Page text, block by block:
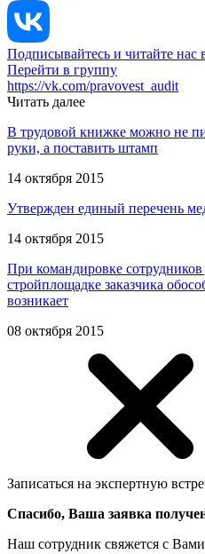
Подписывайтесь и читайте нас
Перейти в группу
https://vk.com/pravovest_audit
Читать далее
В трудовой книжке можно не
руки, а поставить штамп
14 октября 2015
Утвержден единый перечень
14 октября 2015
При командировке
стройплощадке заказчика
возникает
08 октября 2015
Записаться на экспертную
Спасибо, Ваша заявка
Наш сотрудник свяжется с